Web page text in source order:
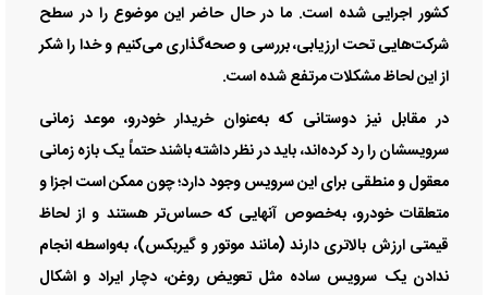
کشور اجرایی شده است. ما در حال حاضر این موضوع را در سطح
شرکت‌هایی تحت ارزیابی، بررسی و صحه‌گذاری می‌کنیم و خدا را شکر
از این لحاظ مشکلات مرتفع شده است.
در مقابل نیز دوستانی که به‌عنوان خریدار خودرو، موعد زمانی
سرویسشان را رد کرده‌اند، باید در نظر داشته باشند حتماً یک بازه زمانی
معقول و منطقی برای این سرویس وجود دارد؛ چون ممکن است اجزا و
متعلقات خودرو، به‌خصوص آنهایی که حساس‌تر هستند و از لحاظ
قیمتی ارزش بالاتری دارند (مانند موتور و گیربکس)، به‌واسطه انجام
ندادن یک سرویس ساده مثل تعویض روغن، دچار ایراد و اشکال